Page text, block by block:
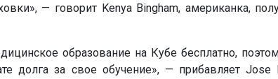
— говорит Kenya Bingham, американка,
образование на Кубе бесплатно,
долга за свое обучение», — прибавляет Jose